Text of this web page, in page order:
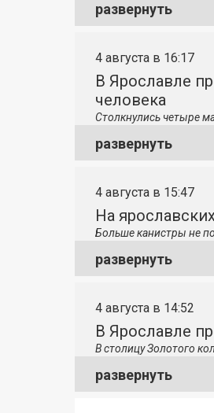
развернуть
4 августа в 16:17
В Ярославле
человека
Столкнулись четыре
развернуть
4 августа в 15:47
На
Больше канистры не
развернуть
4 августа в 14:52
В Ярославле
В столицуЗолотого
развернуть